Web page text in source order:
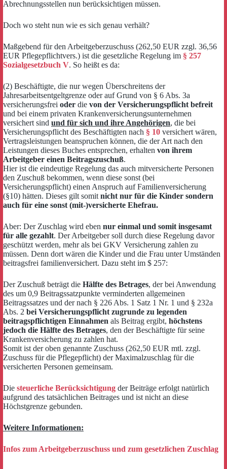
Abrechnungsstellen nun berücksichtigen müssen.
Doch wo steht nun wie es sich genau verhält?
Maßgebend für den Arbeitgeberzuschuss (262,50 EUR zzgl. 36,56
EUR Pflegepflichtvers.) ist die gesetzliche Regelung im § 257
Sozialgesetzbuch V. So heißt es da:
(2) Beschäftigte, die nur wegen Überschreitens der
Jahresarbeitsentgeltgrenze oder auf Grund von § 6 Abs. 3a
versicherungsfrei oder die von der Versicherungspflicht befreit
und bei einem privaten Krankenversicherungsunternehmen
versichert sind und für sich und ihre Angehörigen, die bei
Versicherungspflicht des Beschäftigten nach § 10 versichert wären,
Vertragsleistungen beanspruchen können, die der Art nach den
Leistungen dieses Buches entsprechen, erhalten von ihrem
Arbeitgeber einen Beitragszuschuß.
Hier ist die eindeutige Regelung das auch mitversicherte Personen
den Zuschuß bekommen, wenn diese sonst (bei
Versicherungspflicht) einen Anspruch auf Familienversicherung
(§10) hätten. Dieses gilt somit nicht nur für die Kinder sondern
auch für eine sonst (mit-)versicherte Ehefrau.
Aber: Der Zuschlag wird eben nur einmal und somit insgesamt
für alle gezahlt. Der Arbeitgeber soll durch diese Regelung davor
geschützt werden, mehr als bei GKV Versicherung zahlen zu
müssen. Denn dort wären die Kinder und die Frau unter Umständen
beitragsfrei familienversichert. Dazu steht im $ 257:
Der Zuschuß beträgt die Hälfte des Betrages, der bei Anwendung
des um 0,9 Beitragssatzpunkte verminderten allgemeinen
Beitragssatzes und der nach § 226 Abs. 1 Satz 1 Nr. 1 und § 232a
Abs. 2 bei Versicherungspflicht zugrunde zu legenden
beitragspflichtigen Einnahmen als Beitrag ergibt, höchstens
jedoch die Hälfte des Betrages, den der Beschäftigte für seine
Krankenversicherung zu zahlen hat.
Somit ist der oben genannte Zuschuss (262,50 EUR mtl. zzgl.
Zuschuss für die Pflegepflicht) der Maximalzuschlag für die
versicherten Personen gemeinsam.
Die steuerliche Berücksichtigung der Beiträge erfolgt natürlich
aufgrund des tatsächlichen Beitrages und ist nicht an diese
Höchstgrenze gebunden.
Weitere Informationen:
Infos zum Arbeitgeberzuschuss und zum gesetzlichen Zuschlag